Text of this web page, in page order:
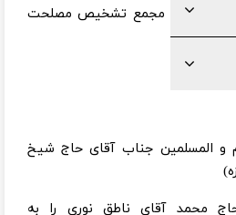
روابط عمومی مجمع تشخیص مصلحت
است :
و المسلمین جناب آقای حاج شیخ
محمد آقای ناطق نوری را به